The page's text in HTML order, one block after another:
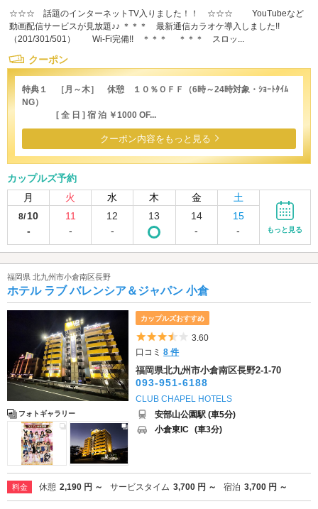
☆☆☆ 話題のインターネットTV入りました！！ ☆☆☆ YouTubeなど
動画配信サービスが見放題♪♪ ＊＊＊ 最新通信カラオケ導入しました!!
（201/301/501） Wi-Fi完備!! ＊＊＊ ＊＊＊ スロッ...
クーポン
特典１ ［月～木］ 休憩 １０％ＯＦＦ（6時～24時対象・ｼｮｰﾄﾀｲﾑ
NG）
[ 全 日 ] 宿 泊 ￥1000 OF...
クーポン内容をもっと見る
カップルズ予約
月
火 水 木 金 土
8/ 10
-
11
-
12
-
13
14
-
15
-
もっと見る
福岡県 北九州市小倉南区長野
ホテル ラブ バレンシア＆ジャパン 小倉
フォトギャラリー
カップルズおすすめ
5つ星のうち3.5
3.60
口コミ8 件
福岡県北九州市小倉南区長野2-1-70
093-951-6188
CLUB CHAPEL HOTELS
安部山公園駅 (車5分)
小倉東IC (車3分)
料金 休憩 2,190 円 ～ サービスタイム 3,700 円 ～ 宿泊 3,700 円 ～